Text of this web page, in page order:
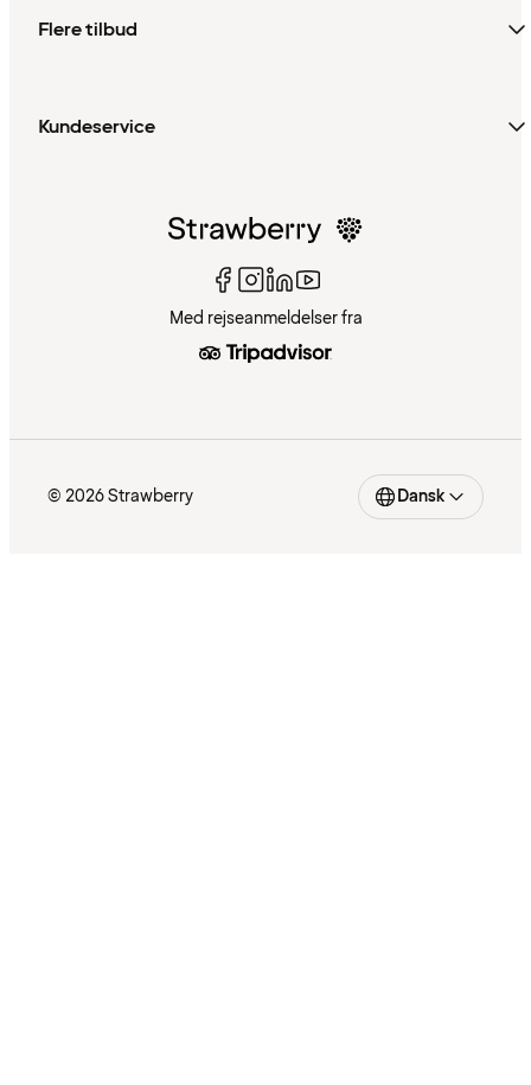
Flere tilbud
Kundeservice
Med rejseanmeldelser fra
© 2026 Strawberry Dansk